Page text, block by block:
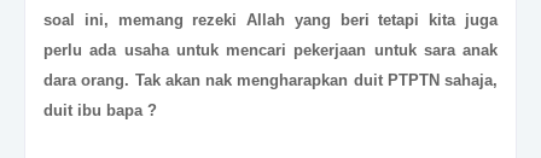
soal ini, memang rezeki Allah yang beri tetapi kita juga
perlu ada usaha untuk mencari pekerjaan untuk sara anak
dara orang. Tak akan nak mengharapkan duit PTPTN sahaja,
duit ibu bapa ?